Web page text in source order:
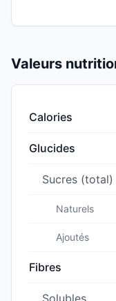
Valeurs
Calories
Glucides
Sucres (total)
Naturels
Ajoutés
Fibres
Solubles